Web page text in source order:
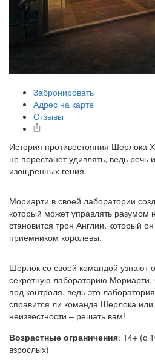
Забронировать
Адрес на карте
Отзывы
История противостояния Шерлока
не перестанет удивлять, ведь речь
изощренных гения.
Мориарти в своей лаборатории
который может управлять разумом
становится трон Англии, который он
приемником королевы.
Шерлок со своей командой узнают
секретную лабораторию Мориарти.
под контроля, ведь это
справится ли команда Шерлока или
неизвестности – решать вам!
Возрастные ограничения: 14+ (с
взрослых)